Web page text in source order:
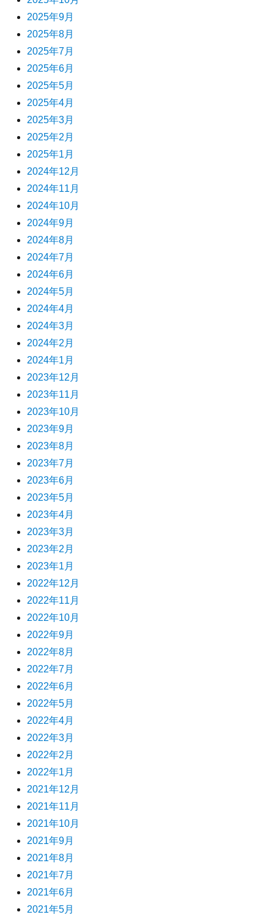
2025年9月
2025年8月
2025年7月
2025年6月
2025年5月
2025年4月
2025年3月
2025年2月
2025年1月
2024年12月
2024年11月
2024年10月
2024年9月
2024年8月
2024年7月
2024年6月
2024年5月
2024年4月
2024年3月
2024年2月
2024年1月
2023年12月
2023年11月
2023年10月
2023年9月
2023年8月
2023年7月
2023年6月
2023年5月
2023年4月
2023年3月
2023年2月
2023年1月
2022年12月
2022年11月
2022年10月
2022年9月
2022年8月
2022年7月
2022年6月
2022年5月
2022年4月
2022年3月
2022年2月
2022年1月
2021年12月
2021年11月
2021年10月
2021年9月
2021年8月
2021年7月
2021年6月
2021年5月